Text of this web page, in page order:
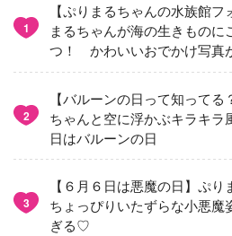
1
【ぷりまるちゃんの水族館
まるちゃんが海の生きものに
つ！ かわいいおでかけ写真
2
【バルーンの日って知ってる
ちゃんと空に浮かぶキラキラ
日はバルーンの日
3
【６月６日は悪魔の日】ぷ
ちょっぴりいたずらな小悪魔
ぎる♡